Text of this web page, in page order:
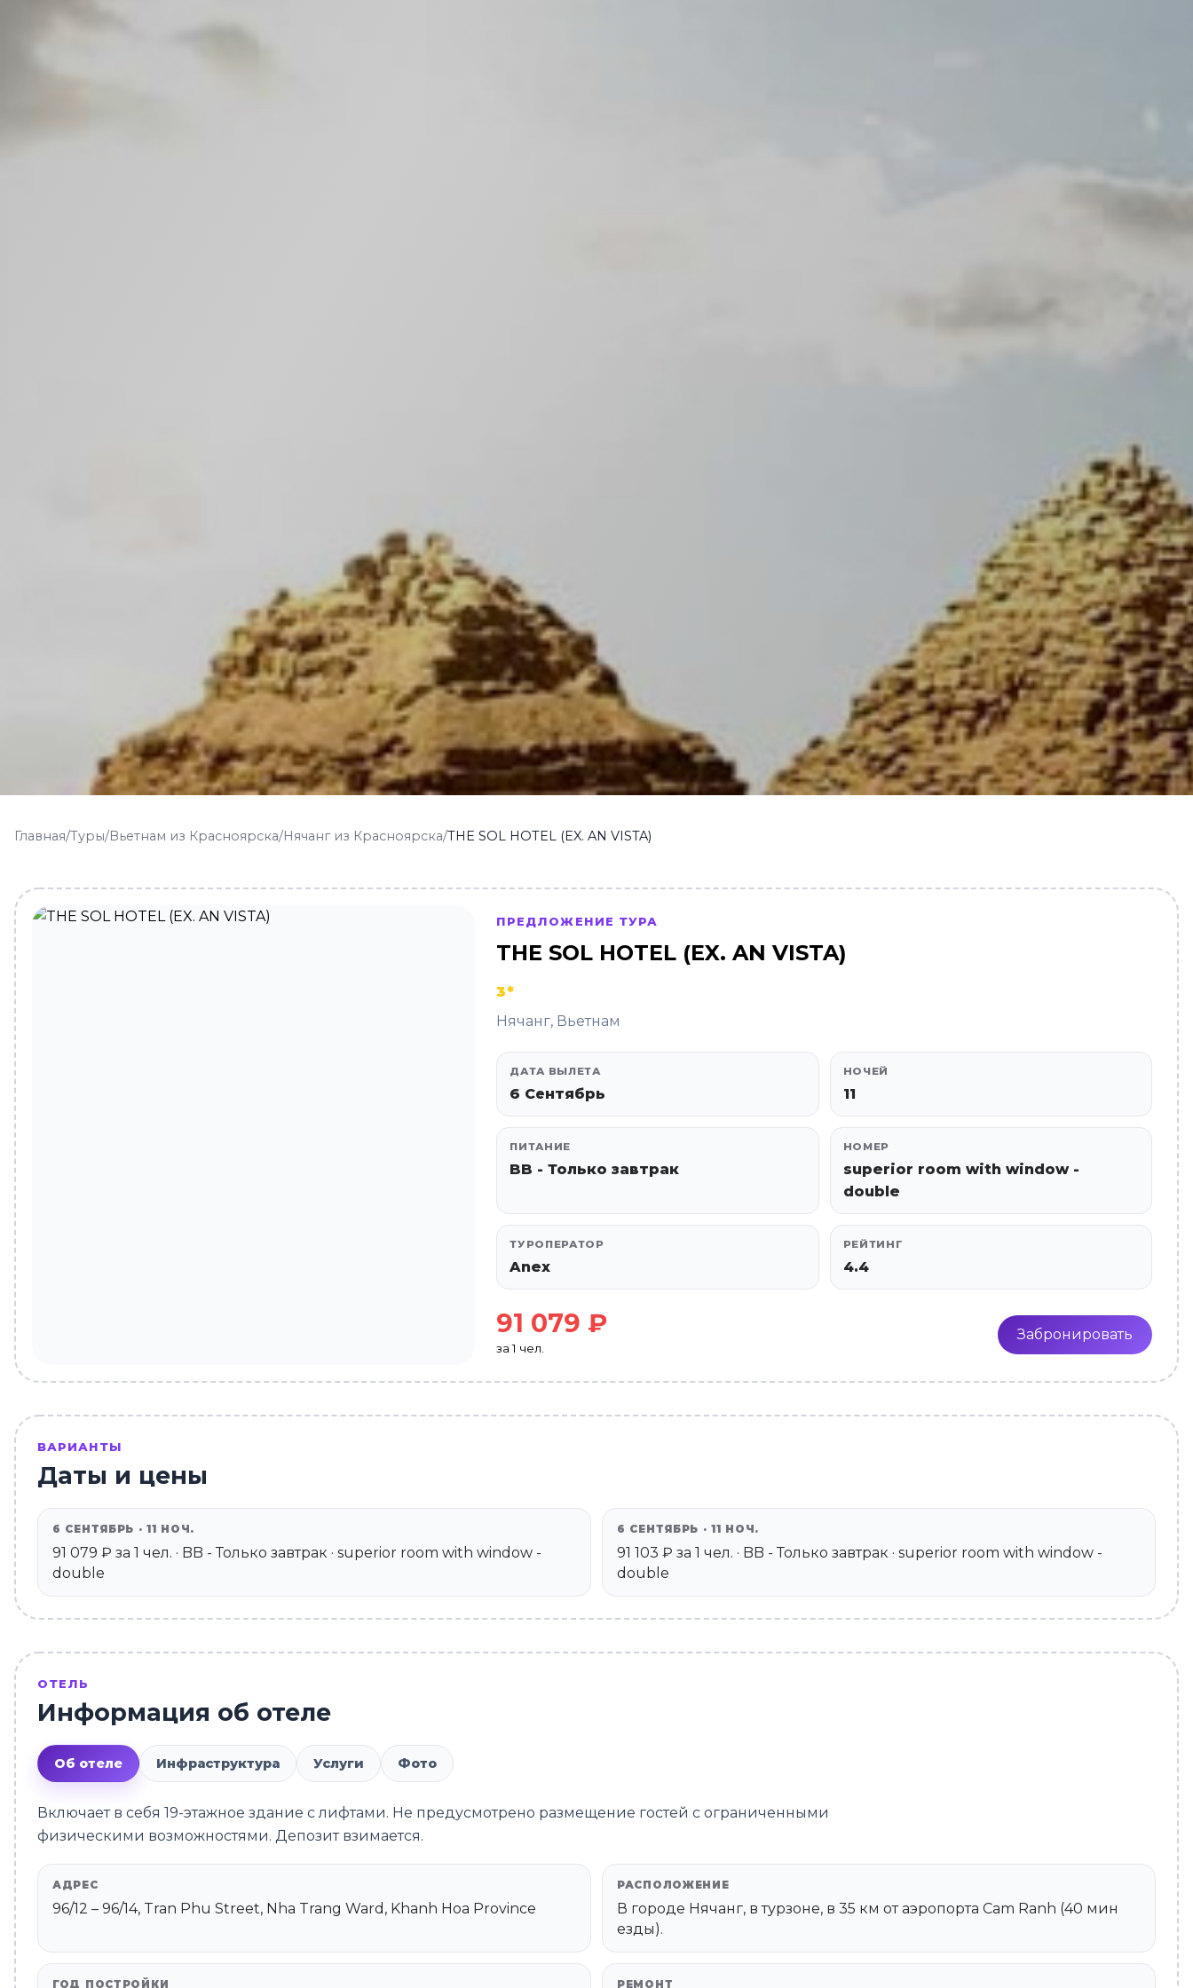
Главная/Туры/Вьетнам из Красноярска/Нячанг из Красноярска/THE SOL HOTEL (EX. AN VISTA)
ПРЕДЛОЖЕНИЕ ТУРА
THE SOL HOTEL (EX. AN VISTA)
3*
Нячанг, Вьетнам
ДАТА ВЫЛЕТА
6 Сентябрь
НОЧЕЙ
11
ПИТАНИЕ
BB - Только завтрак
НОМЕР
superior room with window -
double
ТУРОПЕРАТОР
Anex
РЕЙТИНГ
4.4
91 079 ₽
за 1 чел.
Забронировать
ВАРИАНТЫ
Даты и цены
6 СЕНТЯБРЬ · 11 НОЧ.
91 079 ₽ за 1 чел. · BB - Только завтрак · superior room with window -
double
6 СЕНТЯБРЬ · 11 НОЧ.
91 103 ₽ за 1 чел. · BB - Только завтрак · superior room with window -
double
ОТЕЛЬ
Информация об отеле
Об отеле Инфраструктура Услуги Фото
Включает в себя 19-этажное здание с лифтами. Не предусмотрено размещение гостей с ограниченными
физическими возможностями. Депозит взимается.
АДРЕС
96/12 – 96/14, Tran Phu Street, Nha Trang Ward, Khanh Hoa Province
РАСПОЛОЖЕНИЕ
В городе Нячанг, в турзоне, в 35 км от аэропорта Cam Ranh (40 мин
езды).
ГОД ПОСТРОЙКИ РЕМОНТ